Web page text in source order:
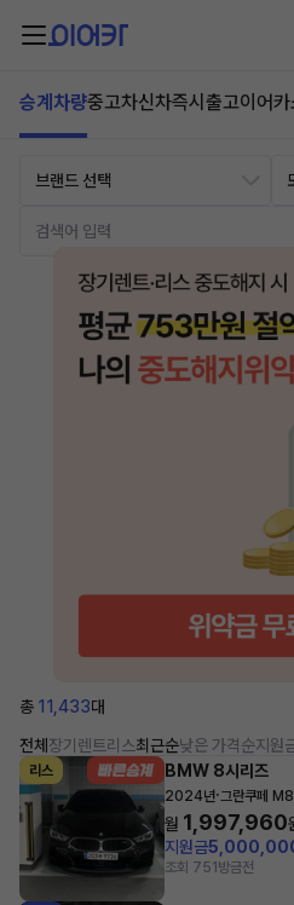
승계차량중고차신차즉시출고이어카
총 11,433대
전체 장기렌트리스최근순낮은 가격순지원
리스 BMW 8시리즈
2024년·그란쿠페
월 1,997,960
지원금
조회 751 방금전